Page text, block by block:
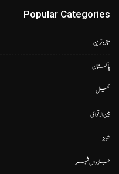
Popular Categories
تازہ ترین
پاکستان
کھیل
بین الاقوامی
شوبز
جڑواں شہر